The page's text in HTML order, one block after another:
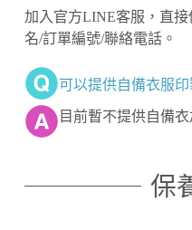
加入官方LINE客服，直
名/訂單編號/聯絡電話。
可以提供自備衣服印
目前暫不提供自備衣
保